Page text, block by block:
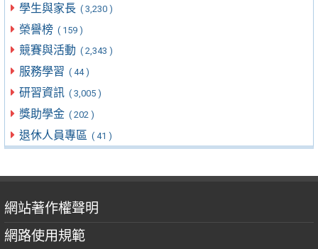
學生與家長 ( 3,230 )
榮譽榜 ( 159 )
競賽與活動 ( 2,343 )
服務學習 ( 44 )
研習資訊 ( 3,005 )
獎助學金 ( 202 )
退休人員專區 ( 41 )
網站著作權聲明
網路使用規範